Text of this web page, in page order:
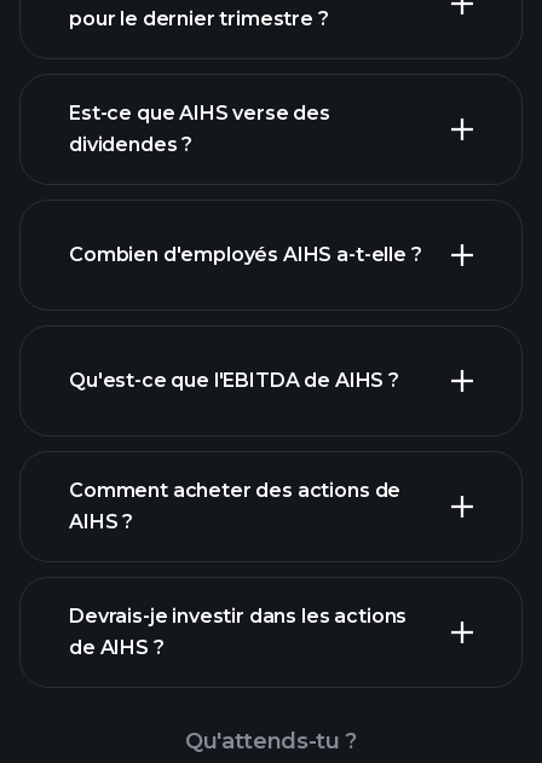
les bénéfices de AIHS
rapports financiers
pour le dernier trimestre ?
rapports financiers
Est-ce que AIHS verse des
dividendes ?
actions à fort
Combien d'employés AIHS a-t-elle ?
plus grands
Qu'est-ce que l'EBITDA de AIHS ?
rapports financiers
Comment acheter des actions de
AIHS ?
Devrais-je investir dans les actions
de AIHS ?
Qu'attends-tu ?